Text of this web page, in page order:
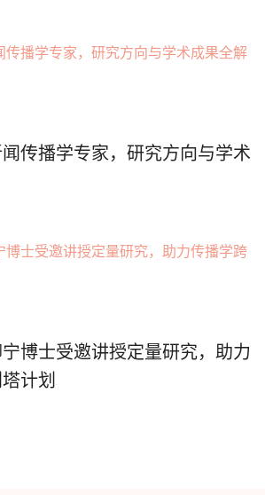
传播学专家，研究方向与学术
博士受邀讲授定量研究，助力
计划